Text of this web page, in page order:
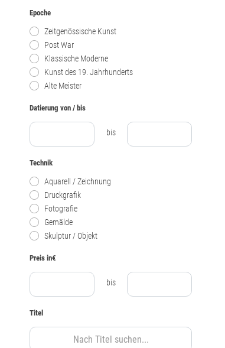
Epoche
Zeitgenössische Kunst
Post War
Klassische Moderne
Kunst des 19. Jahrhunderts
Alte Meister
Datierung von / bis
bis
Technik
Aquarell / Zeichnung
Druckgrafik
Fotografie
Gemälde
Skulptur / Objekt
Preis in€
bis
Titel